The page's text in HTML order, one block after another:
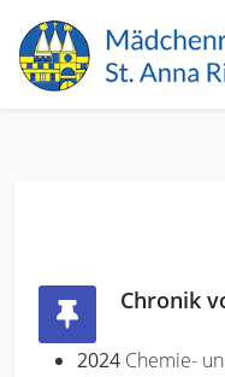
Chronik
2024 Chemie-